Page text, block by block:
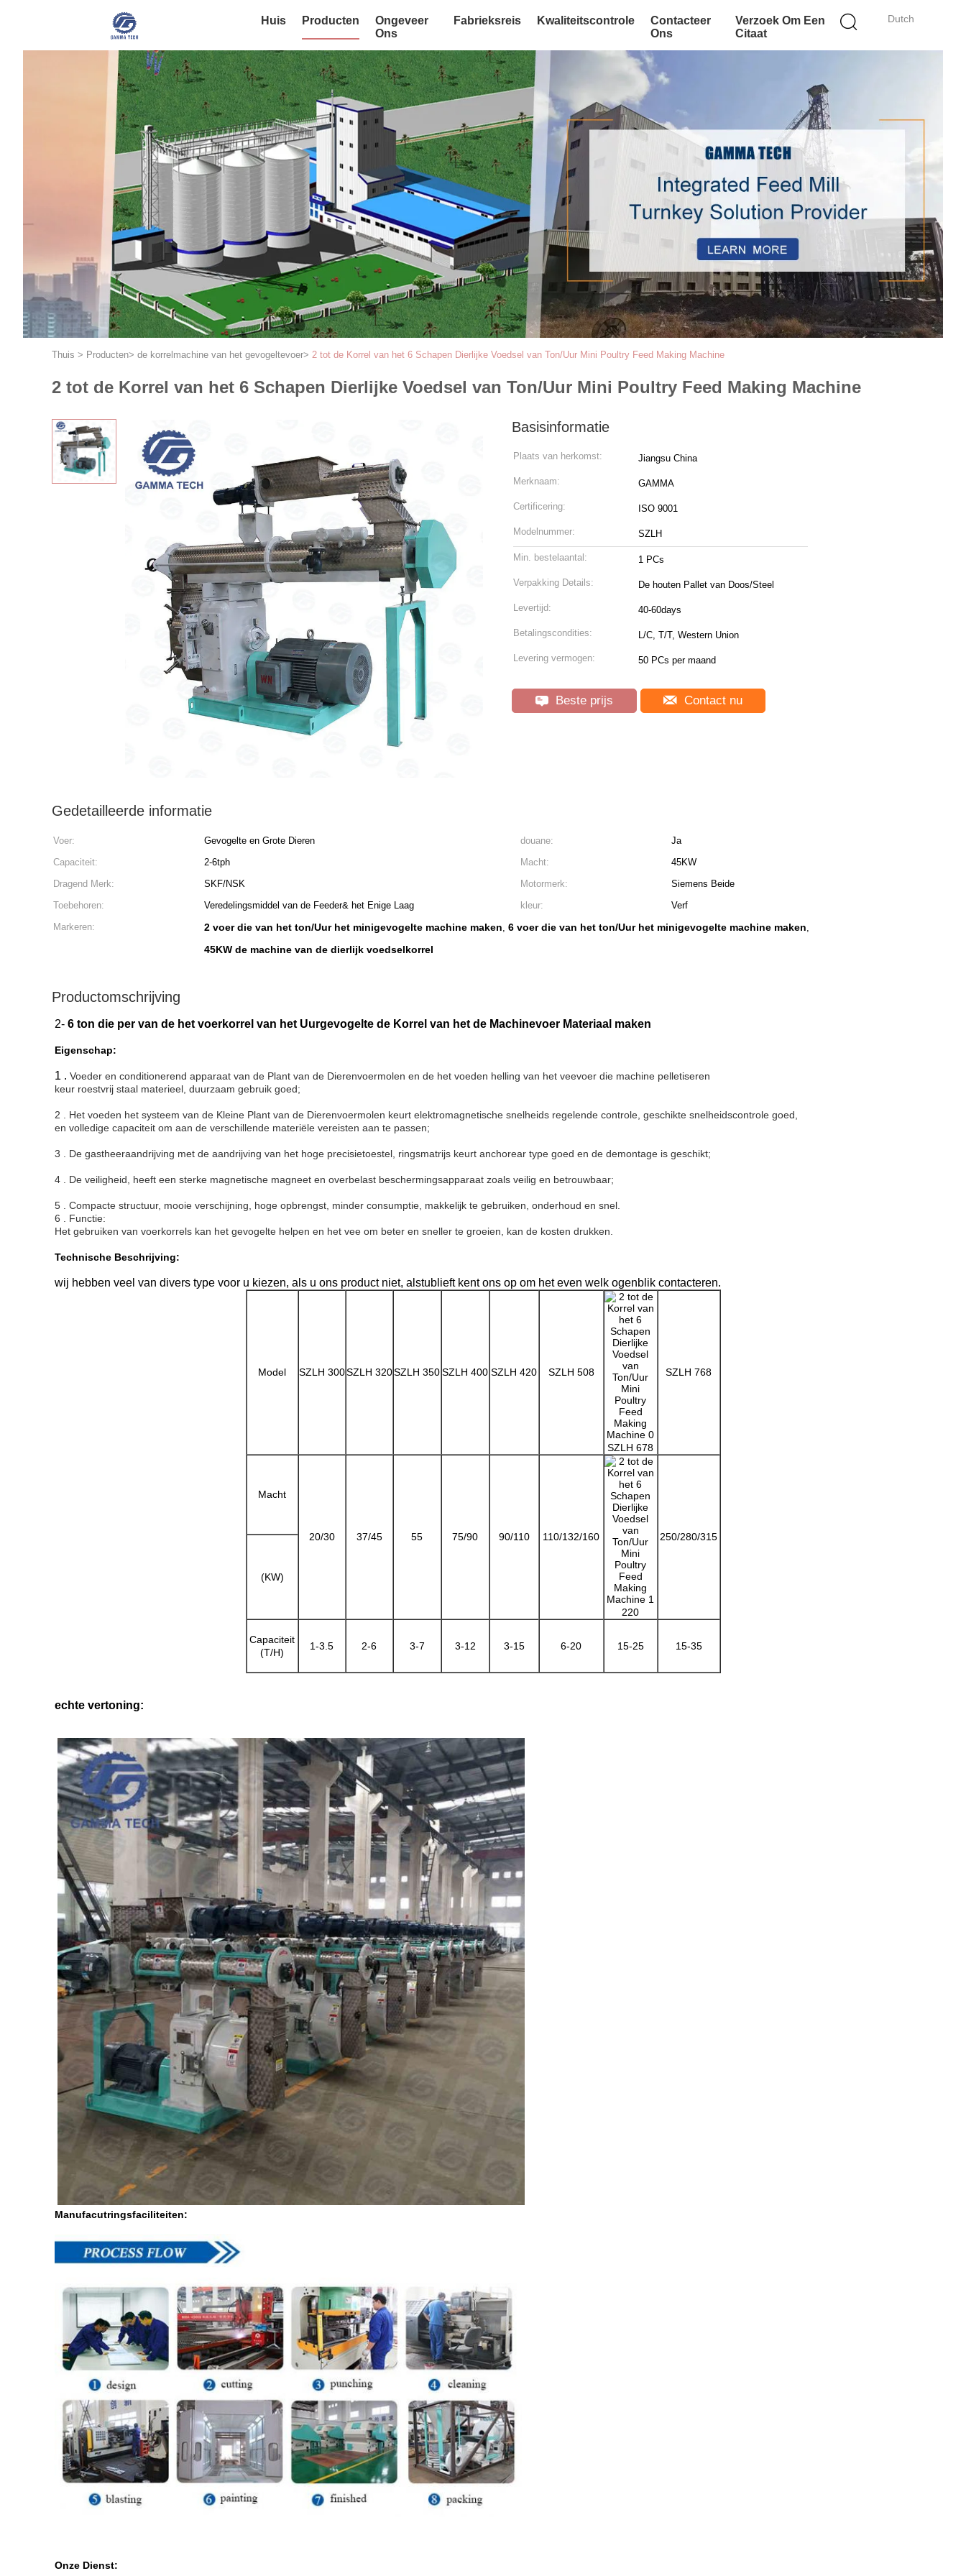
Dutch
Huis Producten
Ongeveer
Ons
Fabrieksreis Kwaliteitscontrole
Contacteer
Ons
Verzoek Om Een
Citaat
Thuis > Producten> de korrelmachine van het gevogeltevoer> 2 tot de Korrel van het 6 Schapen Dierlijke Voedsel van Ton/Uur Mini Poultry Feed Making Machine
2 tot de Korrel van het 6 Schapen Dierlijke Voedsel van Ton/Uur Mini Poultry Feed Making Machine
Basisinformatie
Plaats van herkomst: Jiangsu China
Merknaam: GAMMA
Certificering: ISO 9001
Modelnummer: SZLH
Min. bestelaantal: 1 PCs
Verpakking Details: De houten Pallet van Doos/Steel
Levertijd: 40-60days
Betalingscondities: L/C, T/T, Western Union
Levering vermogen: 50 PCs per maand
Beste prijs Contact nu
Gedetailleerde informatie
Voer: Gevogelte en Grote Dieren douane:
Ja
Capaciteit:
2-6tph Macht:
45KW
Dragend Merk:
SKF/NSK Motormerk:
Siemens Beide
Toebehoren:
Veredelingsmiddel van de Feeder& het Enige Laag kleur:
Verf
Markeren:
2 voer die van het ton/Uur het minigevogelte machine maken, 6 voer die van het ton/Uur het minigevogelte machine maken,
45KW de machine van de dierlijk voedselkorrel
Productomschrijving
2- 6 ton die per van de het voerkorrel van het Uurgevogelte de Korrel van het de Machinevoer Materiaal maken
Eigenschap:
1 . Voeder en conditionerend apparaat van de Plant van de Dierenvoermolen en de het voeden helling van het veevoer die machine pelletiseren
keur roestvrij staal materieel, duurzaam gebruik goed;
2 . Het voeden het systeem van de Kleine Plant van de Dierenvoermolen keurt elektromagnetische snelheids regelende controle, geschikte snelheidscontrole goed,
en volledige capaciteit om aan de verschillende materiële vereisten aan te passen;
3 . De gastheeraandrijving met de aandrijving van het hoge precisietoestel, ringsmatrijs keurt anchorear type goed en de demontage is geschikt;
4 . De veiligheid, heeft een sterke magnetische magneet en overbelast beschermingsapparaat zoals veilig en betrouwbaar;
5 . Compacte structuur, mooie verschijning, hoge opbrengst, minder consumptie, makkelijk te gebruiken, onderhoud en snel.
6 . Functie:
Het gebruiken van voerkorrels kan het gevogelte helpen en het vee om beter en sneller te groeien, kan de kosten drukken.
Technische Beschrijving:
wij hebben veel van divers type voor u kiezen, als u ons product niet, alstublieft kent ons op om het even welk ogenblik contacteren.
Model SZLH 300SZLH 320SZLH 350SZLH 400 SZLH 420 SZLH 508
SZLH 678
SZLH 768
Macht
20/30 37/45 55 75/90 90/110 110/132/160
220
250/280/315
(KW)
Capaciteit
(T/H)
1-3.5 2-6 3-7 3-12 3-15 6-20 15-25 15-35
echte vertoning:
Manufacutringsfaciliteiten:
Onze Dienst: